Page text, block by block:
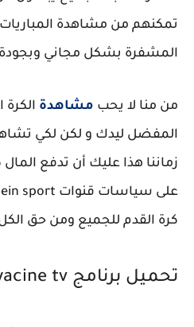
تمكنهم من مشاهدة المباريات
المشفرة بشكل مجاني وبجودة
من منا لا يحب مشاهدة
المفضل ليدك و لكن لكي
زماننا هذا عليك أن تدفع
كرة القدم للجميع ومن حق الكل
تحميل برنامج yacine tv للايفون